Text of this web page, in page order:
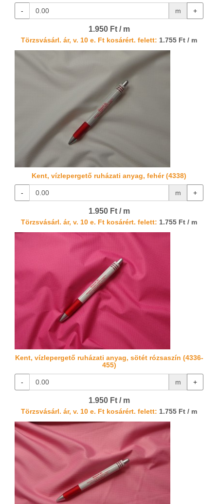
- m +
1.950 Ft / m
Törzsvásárl. ár, v. 10 e. Ft kosárért. felett: 1.755 Ft / m
Kent, vízlepergető ruházati anyag, fehér (4338)
- m +
1.950 Ft / m
Törzsvásárl. ár, v. 10 e. Ft kosárért. felett: 1.755 Ft / m
Kent, vízlepergető ruházati anyag, sötét rózsaszín (4336-
455)
- m +
1.950 Ft / m
Törzsvásárl. ár, v. 10 e. Ft kosárért. felett: 1.755 Ft / m